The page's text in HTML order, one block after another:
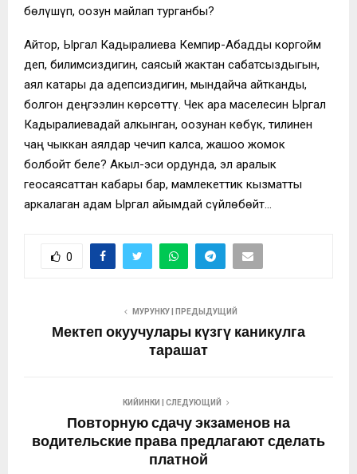
бѳлүшүп, оозун майлап турганбы?
Айтор, Ыргал Кадыралиева Кемпир-Абадды коргойм
деп, билимсиздигин, саясый жактан сабатсыздыгын,
аял катары да адепсиздигин, мындайча айтканды,
болгон деңгээлин кѳрсѳттү. Чек ара маселесин Ыргал
Кадыралиевадай алкынган, оозунан кѳбүк, тилинен
чаң чыккан аялдар чечип калса, жашоо жомок
болбойт беле? Акыл-эси ордунда, эл аралык
геосаясаттан кабары бар, мамлекеттик кызматты
аркалаган адам Ыргал айымдай сүйлѳбѳйт…
0
МУРУНКУ | ПРЕДЫДУЩИЙ
Мектеп окуучулары күзгү каникулга
тарашат
КИЙИНКИ | СЛЕДУЮЩИЙ
Повторную сдачу экзаменов на
водительские права предлагают сделать
платной